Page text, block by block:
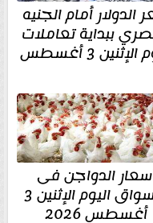
الدولار أمام الجنيه
ببداية تعاملات
3 أغسطس
الدواجن فى
الأسواق اليوم الإثنين 3
أغسطس 2026